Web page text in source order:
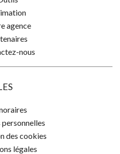
agence
nous
personnelles
des cookies
légales